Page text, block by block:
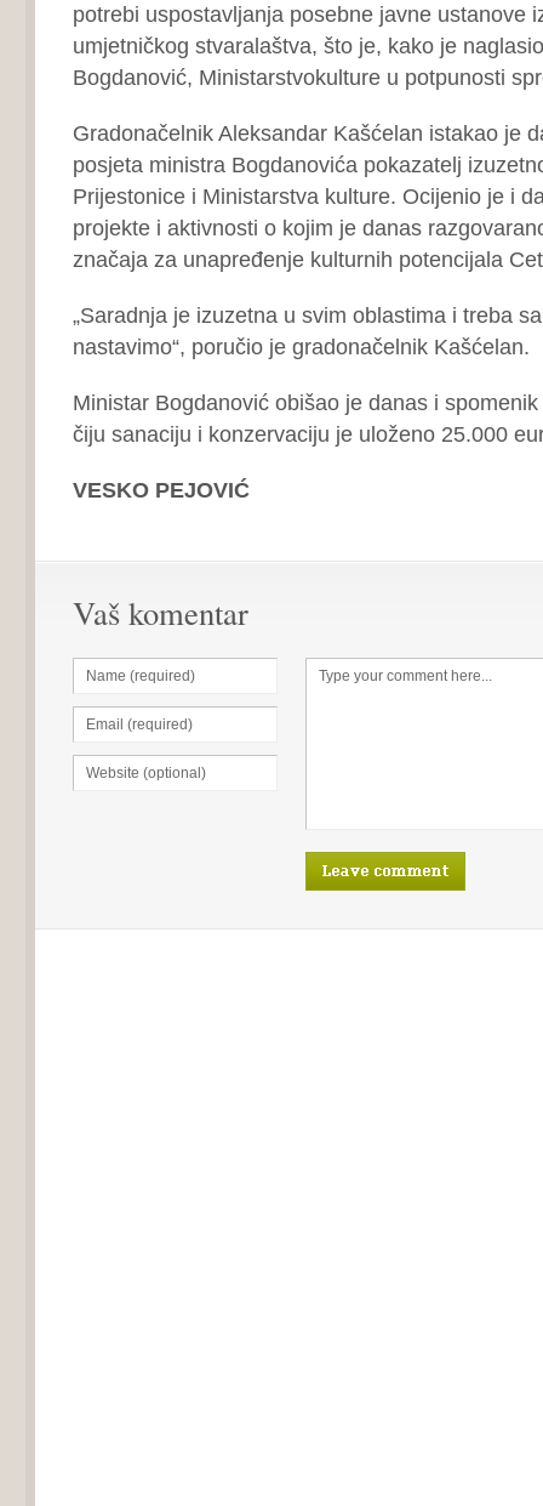
potrebi uspostavljanja posebne javne ustanove
umjetničkog stvaralaštva, što je, kako je
Bogdanović, Ministarstvokulture u potpunosti
Gradonačelnik Aleksandar Kašćelan istakao je
posjeta ministra Bogdanovića pokazatelj
Prijestonice i Ministarstva kulture. Ocijenio je i
projekte i aktivnosti o kojim je danas
značaja za unapređenje kulturnih potencijala
„Saradnja je izuzetna u svim oblastima i treba
nastavimo“, poručio je gradonačelnik Kašćelan.
Ministar Bogdanović obišao je danas i
čiju sanaciju i konzervaciju je uloženo 25.000
VESKO PEJOVIĆ
Vaš komentar